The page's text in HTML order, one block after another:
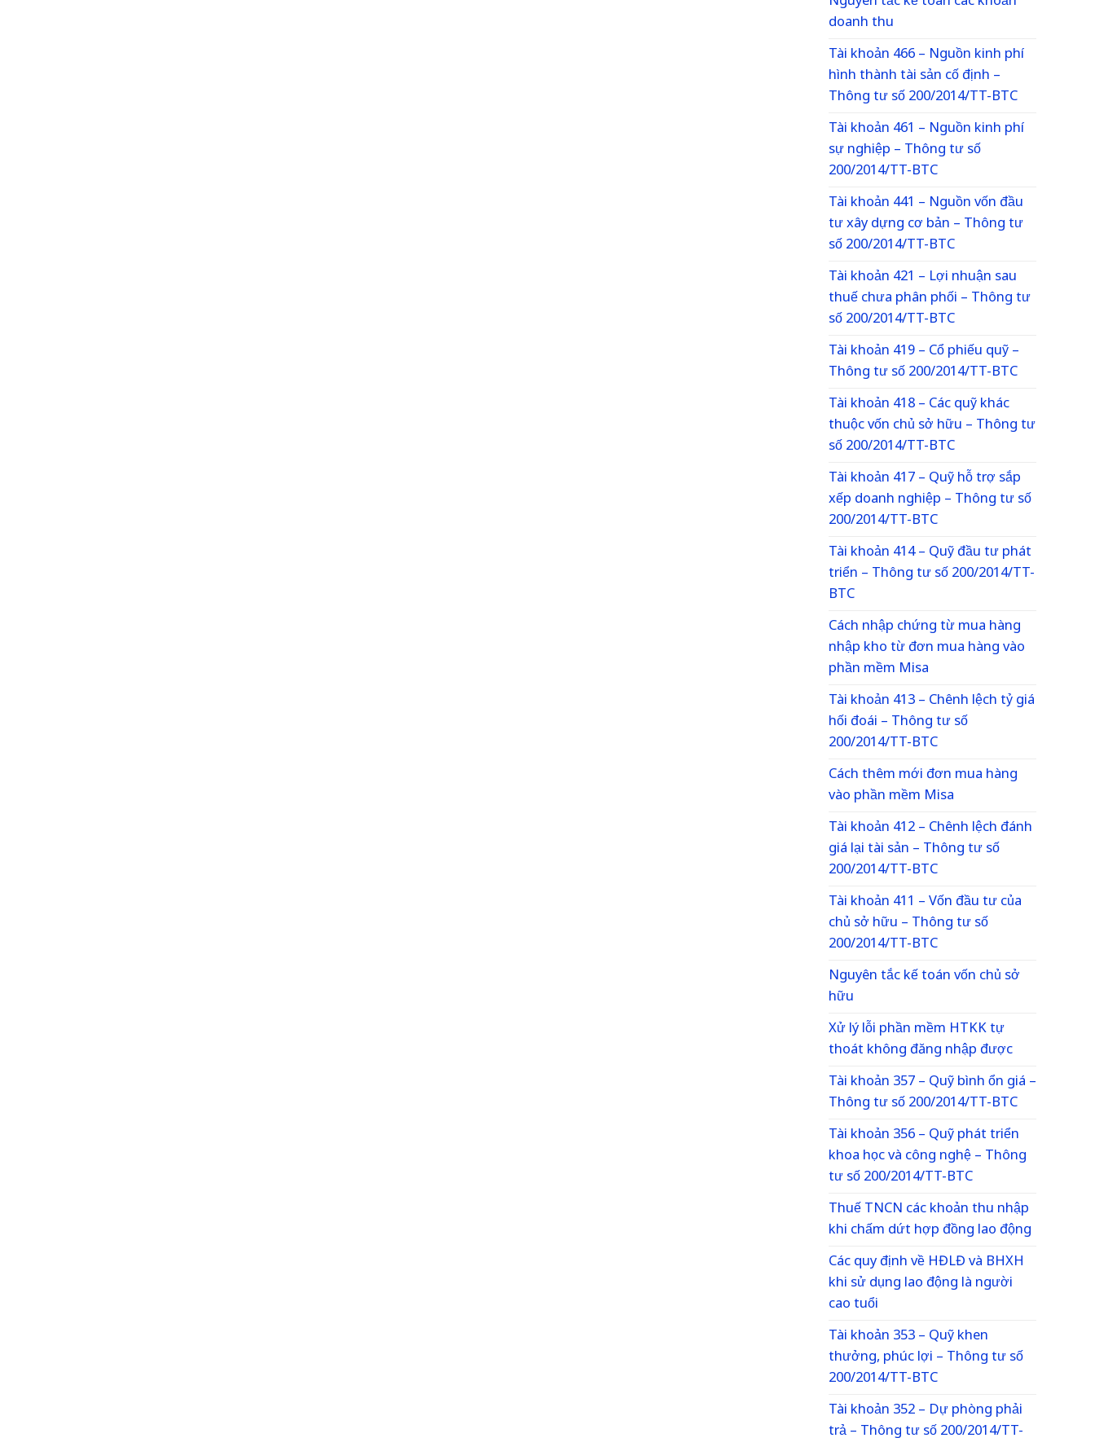
doanh thu
Tài khoản 466 – Nguồn kinh phí
hình thành tài sản cố định –
Thông tư số 200/2014/TT-BTC
Tài khoản 461 – Nguồn kinh phí
sự nghiệp – Thông tư số
200/2014/TT-BTC
Tài khoản 441 – Nguồn vốn đầu
tư xây dựng cơ bản – Thông tư
số 200/2014/TT-BTC
Tài khoản 421 – Lợi nhuận sau
thuế chưa phân phối – Thông tư
số 200/2014/TT-BTC
Tài khoản 419 – Cổ phiếu quỹ –
Thông tư số 200/2014/TT-BTC
Tài khoản 418 – Các quỹ khác
thuộc vốn chủ sở hữu – Thông tư
số 200/2014/TT-BTC
Tài khoản 417 – Quỹ hỗ trợ sắp
xếp doanh nghiệp – Thông tư số
200/2014/TT-BTC
Tài khoản 414 – Quỹ đầu tư phát
triển – Thông tư số 200/2014/TT-
BTC
Cách nhập chứng từ mua hàng
nhập kho từ đơn mua hàng vào
phần mềm Misa
Tài khoản 413 – Chênh lệch tỷ giá
hối đoái – Thông tư số
200/2014/TT-BTC
Cách thêm mới đơn mua hàng
vào phần mềm Misa
Tài khoản 412 – Chênh lệch đánh
giá lại tài sản – Thông tư số
200/2014/TT-BTC
Tài khoản 411 – Vốn đầu tư của
chủ sở hữu – Thông tư số
200/2014/TT-BTC
Nguyên tắc kế toán vốn chủ sở
hữu
Xử lý lỗi phần mềm HTKK tự
thoát không đăng nhập được
Tài khoản 357 – Quỹ bình ổn giá –
Thông tư số 200/2014/TT-BTC
Tài khoản 356 – Quỹ phát triển
khoa học và công nghệ – Thông
tư số 200/2014/TT-BTC
Thuế TNCN các khoản thu nhập
khi chấm dứt hợp đồng lao động
Các quy định về HĐLĐ và BHXH
khi sử dụng lao động là người
cao tuổi
Tài khoản 353 – Quỹ khen
thưởng, phúc lợi – Thông tư số
200/2014/TT-BTC
Tài khoản 352 – Dự phòng phải
trả – Thông tư số 200/2014/TT-